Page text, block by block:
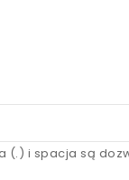
(.) i spacja są